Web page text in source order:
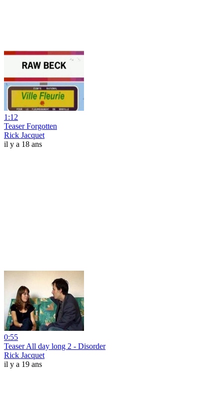
1:12
Teaser Forgotten
Rick Jacquet
il y a 18 ans
0:55
Teaser All day long 2 - Disorder
Rick Jacquet
il y a 19 ans